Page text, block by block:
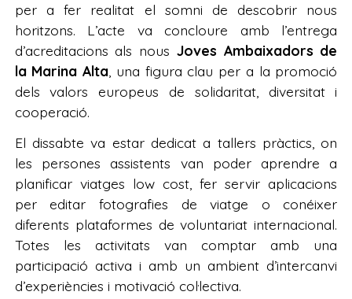
per a fer realitat el somni de descobrir nous
horitzons. L’acte va concloure amb l’entrega
d’acreditacions als nous Joves Ambaixadors de
la Marina Alta , una figura clau per a la promoció
dels valors europeus de solidaritat, diversitat i
cooperació.
El dissabte va estar dedicat a tallers pràctics, on
les persones assistents van poder aprendre a
planificar viatges low cost, fer servir aplicacions
per editar fotografies de viatge o conéixer
diferents plataformes de voluntariat internacional.
Totes les activitats van comptar amb una
participació activa i amb un ambient d’intercanvi
d’experiències i motivació col·lectiva.